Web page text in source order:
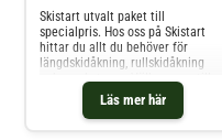
Läs mer här
Skistart utvalt paket till
specialpris. Hos oss på Skistart
hittar du allt du behöver för
längdskidåkning, rullskidåkning
och mycket mer. Välkommen till